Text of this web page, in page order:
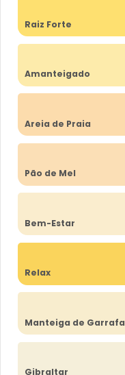
Raiz Forte
Amanteigado
Areia de Praia
Pão de Mel
Bem-Estar
Relax
Manteiga de Garrafa
Gibraltar